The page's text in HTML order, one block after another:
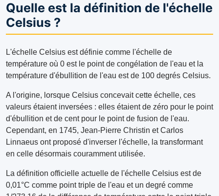
Quelle est la définition de l'échelle
Celsius ?
L'échelle Celsius est définie comme l'échelle de
température où 0 est le point de congélation de l'eau et la
température d'ébullition de l'eau est de 100 degrés Celsius.
A l'origine, lorsque Celsius concevait cette échelle, ces
valeurs étaient inversées : elles étaient de zéro pour le point
d'ébullition et de cent pour le point de fusion de l'eau.
Cependant, en 1745, Jean-Pierre Christin et Carlos
Linnaeus ont proposé d'inverser l'échelle, la transformant
en celle désormais couramment utilisée.
La définition officielle actuelle de l'échelle Celsius est de
0,01°C comme point triple de l'eau et un degré comme